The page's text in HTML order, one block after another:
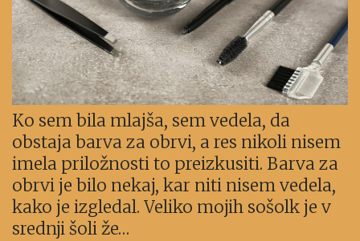
Ko sem bila mlajša, sem vedela, da
obstaja barva za obrvi, a res nikoli nisem
imela priložnosti to preizkusiti. Barva za
obrvi je bilo nekaj, kar niti nisem vedela,
kako je izgledal. Veliko mojih sošolk je v
srednji šoli že…